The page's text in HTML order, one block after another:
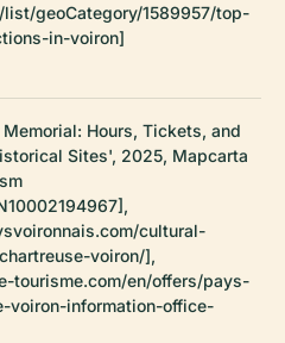
geoCategory/1589957/top-
in-voiron]
Hours, Tickets, and
Sites', 2025, Mapcarta
cultural-
voiron/],
tourisme.com/en/offers/pays-
voiron-information-office-